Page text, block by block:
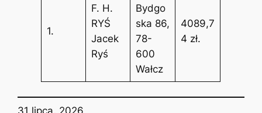
1.
F. H.
RYŚ
Jacek
Ryś
Bydgo
ska 86,
78-
600
Wałcz
4089,7
4 zł.
31 lipca, 2026